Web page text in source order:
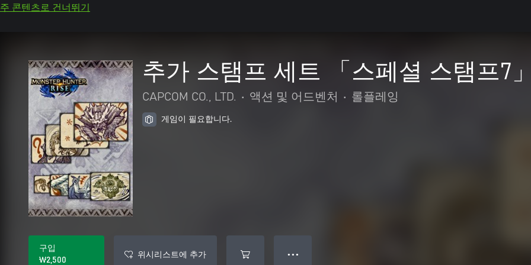
주 콘텐츠로 건너뛰기
추가 스탬프 세트 「스페셜 스탬프7
CAPCOM CO., LTD. • 액션 및 어드벤처 • 롤플레잉
게임이 필요합니다.
구입
₩2,500
위시리스트에 추가 ● ● ●